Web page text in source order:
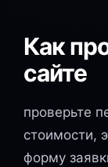
Как
сайте
проверьте
стоимости,
форму